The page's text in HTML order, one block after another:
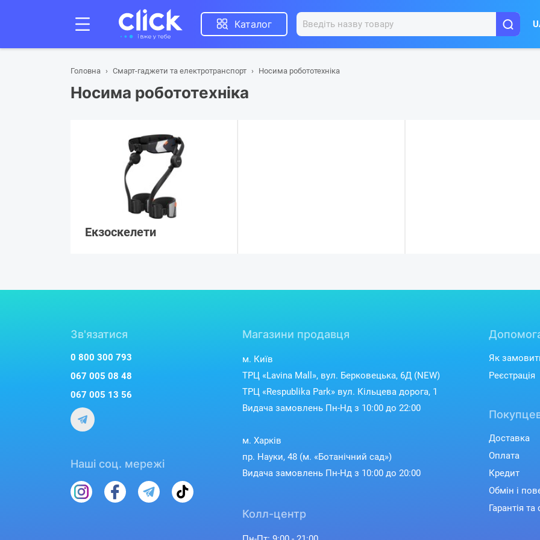
Каталог
Головна Смарт-гаджети та електротранспорт Носима робототехніка
Носима робототехніка
Екзоскелети
Зв'язатися
0 800 300 793
067 005 08 48
067 005 13 56
Наші соц. мережі
Магазини продавця
м. Київ
ТРЦ «Lavina Mall», вул. Берковецька, 6Д (NEW)
ТРЦ «Respublika Park» вул. Кільцева дорога, 1
Видача замовлень Пн-Нд з 10:00 до 22:00
м. Харків
пр. Науки, 48 (м. «Ботанічний сад»)
Видача замовлень Пн-Нд з 10:00 до 20:00
Колл-центр
Як
Реєстрація
Доставка
Оплата
Кредит
Обмін і
Гарантія та